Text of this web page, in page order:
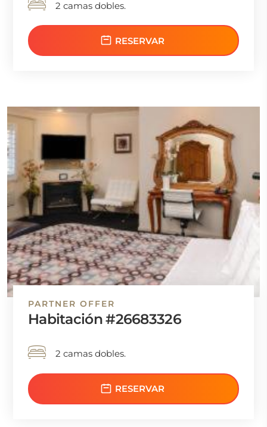
2 camas dobles.
RESERVAR
PARTNER OFFER
Habitación #26683326
2 camas dobles.
RESERVAR